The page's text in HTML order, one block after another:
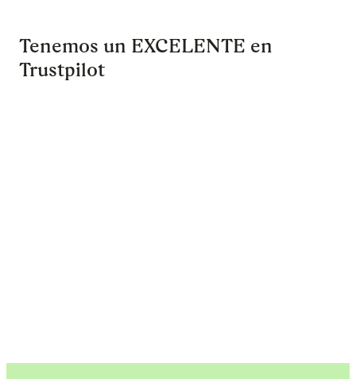
Tenemos un EXCELENTE en
Trustpilot